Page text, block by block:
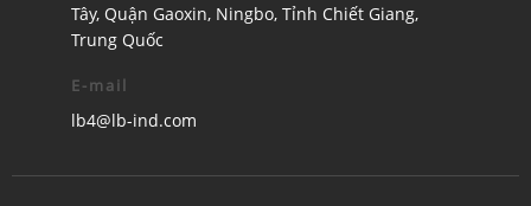
Tây, Quận Gaoxin, Ningbo, Tỉnh Chiết Giang,
Trung Quốc
E-mail
lb4@lb-ind.com